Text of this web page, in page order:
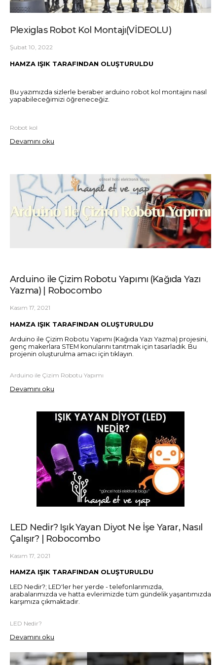
Plexiglas Robot Kol Montajı(VİDEOLU)
Şubat 10, 2022
HAMZA IŞIK TARAFINDAN OLUŞTURULDU
Bu yazımızda sizlerle beraber arduino robot kol montajını nasıl
yapabileceğimizi öğreneceğiz.
Robot kol
Devamını oku
Arduino ile Çizim Robotu Yapımı (Kağıda Yazı
Yazma) | Robocombo
Kasım 17, 2021
HAMZA IŞIK TARAFINDAN OLUŞTURULDU
Arduino ile Çizim Robotu Yapımı (Kağıda Yazı Yazma) projesini,
genç makerlara STEM konularını tanıtmak için tasarladık. Bu
projenin oluşturulma amacı için tıklayın.
Arduino ile Çizim Robotu Yapımı
Devamını oku
LED Nedir? Işık Yayan Diyot Ne İşe Yarar, Nasıl
Çalışır? | Robocombo
Kasım 17, 2021
HAMZA IŞIK TARAFINDAN OLUŞTURULDU
LED Nedir?; LED'ler her yerde - telefonlarımızda,
arabalarımızda ve hatta evlerimizde tüm gündelik yaşantımızda
karşımıza çıkmaktadır.
LED Nedir?
Devamını oku